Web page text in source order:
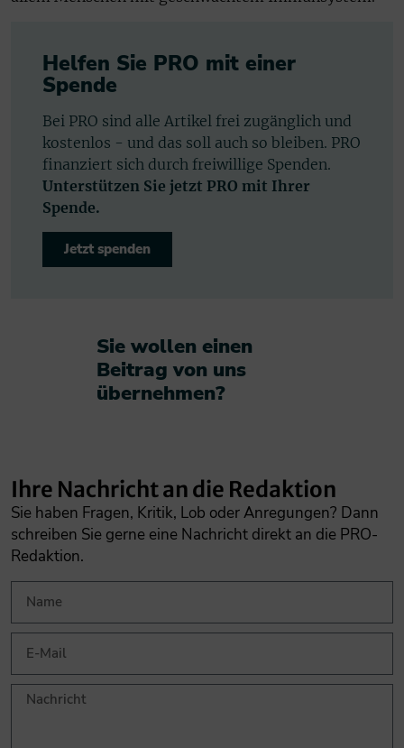
Helfen Sie PRO mit einer
Spende
Bei PRO sind alle Artikel frei zugänglich und
kostenlos - und das soll auch so bleiben. PRO
finanziert sich durch freiwillige Spenden.
Unterstützen Sie jetzt PRO mit Ihrer
Spende.
Jetzt spenden
Sie wollen einen
Beitrag von uns
übernehmen?​
Ihre Nachricht an die Redaktion
Sie haben Fragen, Kritik, Lob oder Anregungen? Dann
schreiben Sie gerne eine Nachricht direkt an die PRO-
Redaktion.